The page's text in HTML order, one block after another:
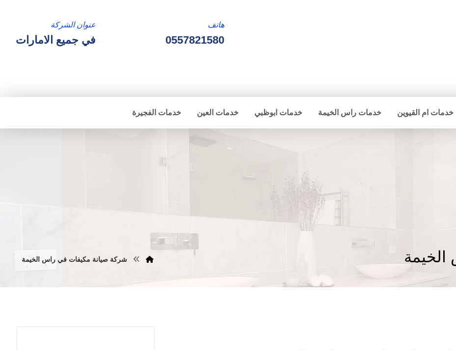
عنوان الشركة
في جميع الامارات
هاتف
0557821580
خدمات ام القيوين خدمات راس الخيمة خدمات ابوظبي خدمات العين خدمات الفجيرة
شركة صيانة مكيفات في راس الخيمة